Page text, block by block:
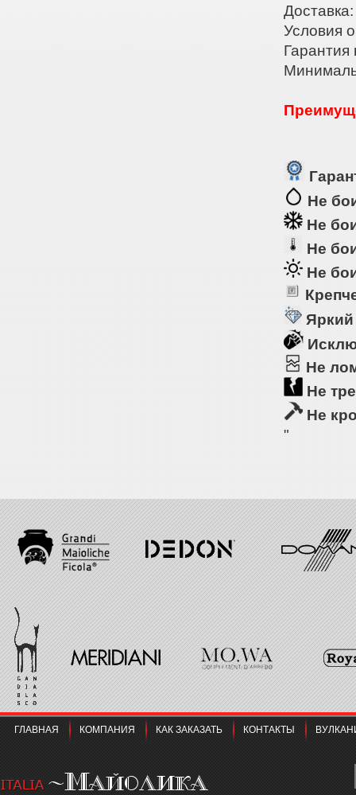
Условия
Гарантия
Не
Не
Не
Не
Не
Не
Не
"
ГЛАВНАЯ КОМПАНИЯ КАК ЗАКАЗАТЬ КОНТАКТЫ